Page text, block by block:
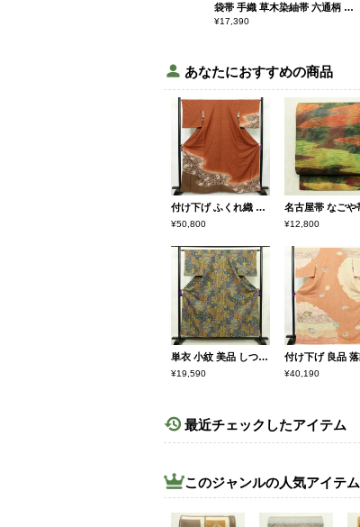
袋帯 手織 草木染紬帯 六通柄 良品 一般用 正絹 花柄 金糸 帯 くすみオレンジ 橙
¥17,390
あなたにおすすめの商品
付け下げ ふくれ織 正絹 花柄 袷仕立て 身丈164cm 裄丈66cm リサイクル着物 着物 金彩 フォーマル 橙
¥50,800 ¥12,800
単衣 小紋 美品 しつけ糸付き バチ衿仕立て 正絹 幾何学柄・抽象柄 単衣仕立て 身丈157cm 裄丈62.5cm リサイクル着物 着物 モダン 青・紺
¥19,590 ¥40,190
最近チェックしたアイテム
このジャンルの人気アイテム